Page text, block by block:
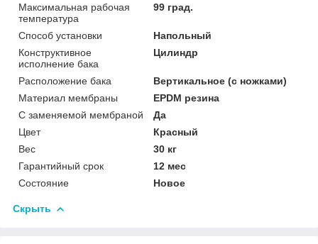
Максимальная рабочая
температура
99 град.
Способ установки
Напольный
Конструктивное
исполнение бака
Цилиндр
Расположение бака
Вертикальное (с ножками)
Материал мембраны
EPDM резина
С заменяемой мембраной
Да
Цвет
Красный
Вес
30 кг
Гарантийный срок
12 мес
Состояние
Новое
Скрыть